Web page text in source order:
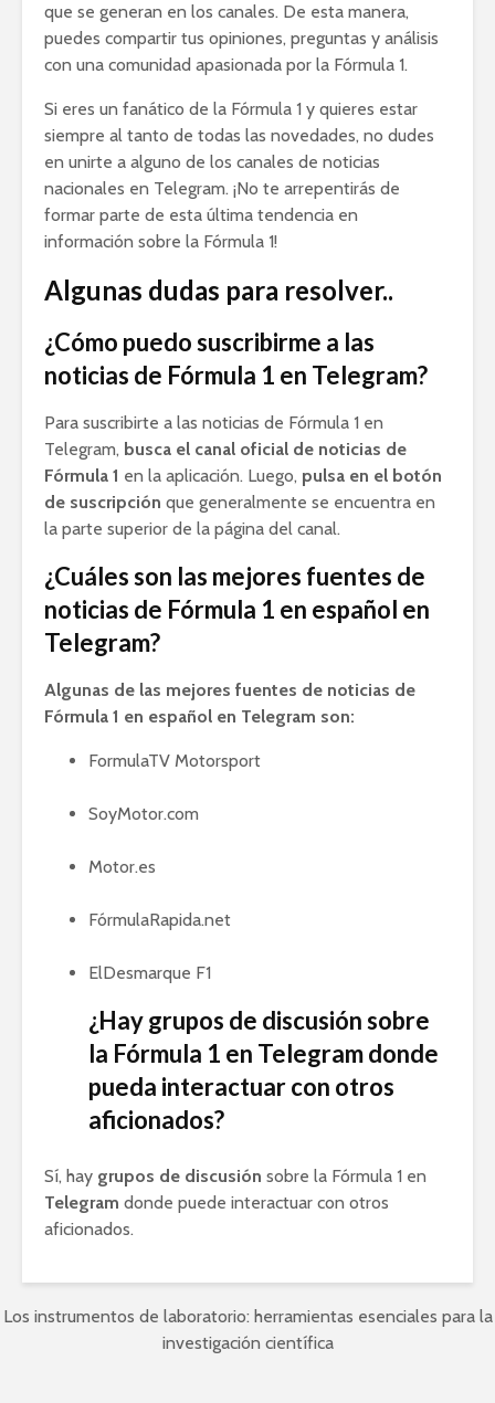
que se generan en los canales. De esta manera,
puedes compartir tus opiniones, preguntas y análisis
con una comunidad apasionada por la Fórmula 1.
Si eres un fanático de la Fórmula 1 y quieres estar
siempre al tanto de todas las novedades, no dudes
en unirte a alguno de los canales de noticias
nacionales en Telegram. ¡No te arrepentirás de
formar parte de esta última tendencia en
información sobre la Fórmula 1!
Algunas dudas para resolver..
¿Cómo puedo suscribirme a las
noticias de Fórmula 1 en Telegram?
Para suscribirte a las noticias de Fórmula 1 en
Telegram, busca el canal oficial de noticias de
Fórmula 1 en la aplicación. Luego, pulsa en el botón
de suscripción que generalmente se encuentra en
la parte superior de la página del canal.
¿Cuáles son las mejores fuentes de
noticias de Fórmula 1 en español en
Telegram?
Algunas de las mejores fuentes de noticias de
Fórmula 1 en español en Telegram son:
FormulaTV Motorsport
SoyMotor.com
Motor.es
FórmulaRapida.net
ElDesmarque F1
¿Hay grupos de discusión sobre
la Fórmula 1 en Telegram donde
pueda interactuar con otros
aficionados?
Sí, hay grupos de discusión sobre la Fórmula 1 en
Telegram donde puede interactuar con otros
aficionados.
Los instrumentos de laboratorio: herramientas esenciales para la
investigación científica